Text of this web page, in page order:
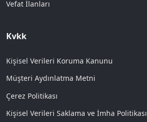
Vefat İlanları
Kvkk
Kişisel Verileri Koruma Kanunu
Müşteri Aydınlatma Metni
Çerez Politikası
Kişisel Verileri Saklama ve İmha Politikası